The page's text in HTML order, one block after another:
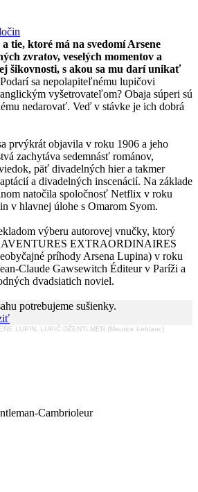
tie, ktoré má na svedomí Arsene
zvratov, veselých momentov a
šikovnosti, s akou sa mu darí unikať
Podarí sa nepolapiteľnému lupičovi
vyšetrovateľom? Obaja súperi sú
nedarovať. Veď v stávke je ich dobrá
prvýkrát objavila v roku 1906 a jeho
zachytáva sedemnásť románov,
päť divadelných hier a takmer
a divadelných inscenácií. Na základe
natočila spoločnosť Netflix v roku
v hlavnej úlohe s Omarom Syom.
výberu autorovej vnučky, ktorý
AVENTURES EXTRAORDINAIRES
príhody Arsena Lupina) v roku
Claude Gawsewitch Éditeur v Paríži a
dvadsiatich noviel.
potrebujeme sušienky.
LUPIN, LUPIČ DŽENTLMEN (Maurice Leblanc)
Cambrioleur